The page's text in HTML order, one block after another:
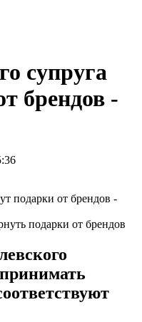
супруга
брендов -
подарки от брендов